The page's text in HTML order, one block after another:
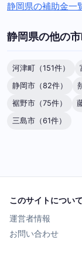
静岡県の補助金一
静岡県の他の
河津町（151件）
静岡市（82件）
裾野市（75件）
三島市（61件）
このサイトについて
運営者情報
お問い合わせ